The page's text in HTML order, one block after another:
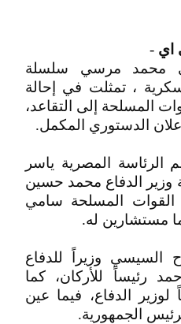
اي -
محمد مرسي سلسلة
، تمثلت في إحالة
المسلحة إلى التقاعد،
الدستوري المكمل.
الرئاسة المصرية ياسر
الدفاع محمد حسين
المسلحة سامي
مستشارين له.
السيسي وزيراً للدفاع
رئيساً للأركان، كما
لوزير الدفاع، فيما عين
الجمهورية.